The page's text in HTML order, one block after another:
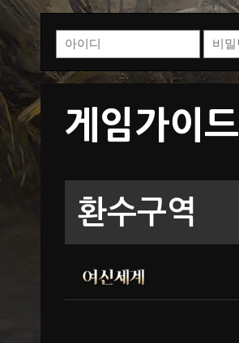
게임가이드
환수구역